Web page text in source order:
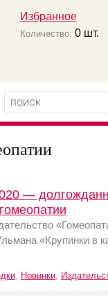
Избранное
Количество: 0шт.
—
«Крупинки в
, Новинки,